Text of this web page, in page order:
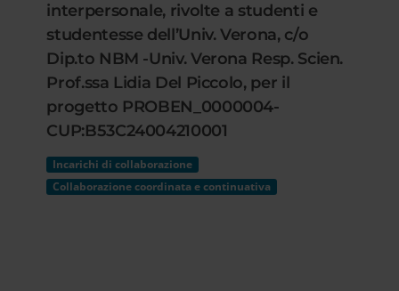
interpersonale, rivolte a studenti e
studentesse dell’Univ. Verona, c/o
Dip.to NBM -Univ. Verona Resp. Scien.
Prof.ssa Lidia Del Piccolo, per il
progetto PROBEN_0000004-
CUP:B53C24004210001
Incarichi di collaborazione
Collaborazione coordinata e continuativa